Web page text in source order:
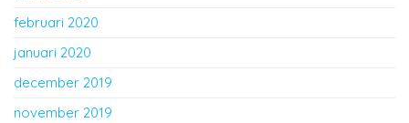
februari 2020
januari 2020
december 2019
november 2019